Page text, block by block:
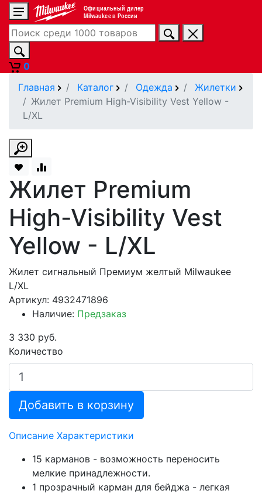
Официальный дилер
Milwaukee в России
0
Главная
Каталог Одежда
Жилетки
Жилет Premium High-Visibility Vest Yellow -
L/XL
Жилет Premium
High-Visibility Vest
Yellow - L/XL
Жилет сигнальный Премиум желтый Milwaukee
L/XL
Артикул: 4932471896
Наличие: Предзаказ
3 330 руб.
Количество
Добавить в корзину
Описание Характеристики
15 карманов - возможность переносить
мелкие принадлежности.
1 прозрачный карман для бейджа - легкая